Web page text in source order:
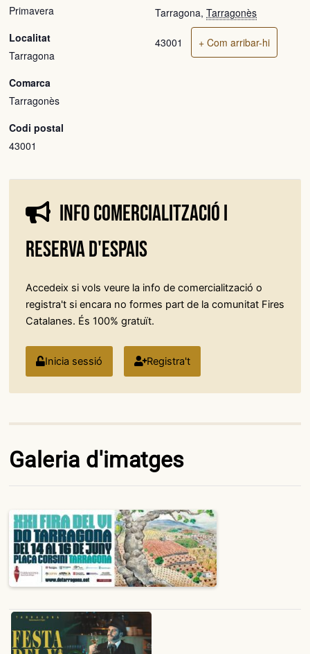
Tarragona, Tarragonès
43001 + Com arribar-hi
Primavera
Localitat
Tarragona
Comarca
Tarragonès
Codi postal
43001
Info comercialització i
reserva d'espais
Accedeix si vols veure la info de comercialització o
registra't si encara no formes part de la comunitat Fires
Catalanes. És 100% gratuït.
Inicia sessió Registra't
Galeria d'imatges